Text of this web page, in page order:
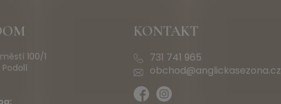
100/1
KONTAKT
731 741 965
obchod@anglickasezona.cz